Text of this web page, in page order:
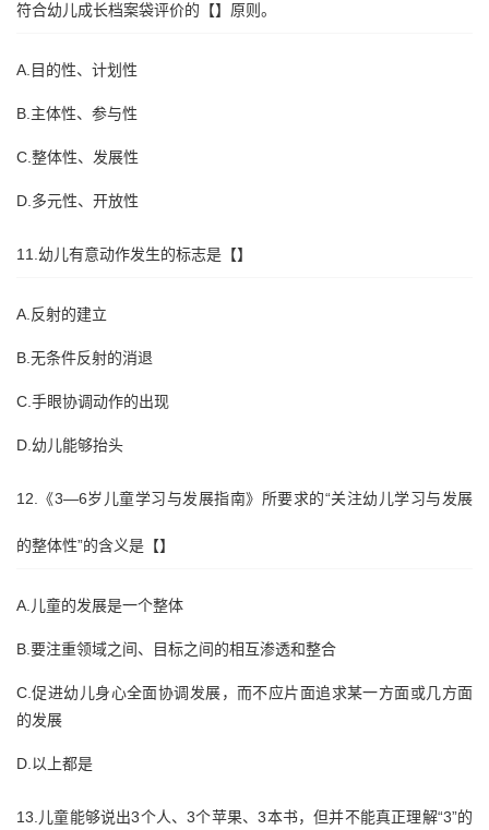
符合幼儿成长档案袋评价的【】原则。
A.目的性、计划性
B.主体性、参与性
C.整体性、发展性
D.多元性、开放性
11.幼儿有意动作发生的标志是【】
A.反射的建立
B.无条件反射的消退
C.手眼协调动作的出现
D.幼儿能够抬头
12.《3—6岁儿童学习与发展指南》所要求的“关注幼儿学习与发展
的整体性”的含义是【】
A.儿童的发展是一个整体
B.要注重领域之间、目标之间的相互渗透和整合
C.促进幼儿身心全面协调发展，而不应片面追求某一方面或几方面
的发展
D.以上都是
13.儿童能够说出3个人、3个苹果、3本书，但并不能真正理解“3”的